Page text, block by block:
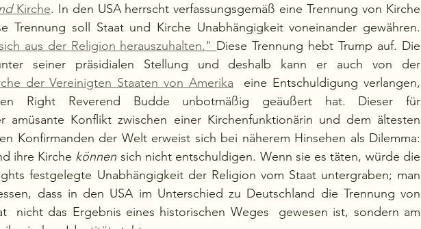
Kirche. In den USA herrscht verfassungsgemäß eine Trennung von Kirche
aus der Religion herauszuhalten." Diese Trennung hebt Trump auf. Die
der Vereinigten Staaten von Amerika
  eine Entschuldigung verlangen,
Right Reverend Budde unbotmäßig geäußert hat. Dieser für
amüsante Konflikt zwischen einer Kirchenfunktionärin und dem ältesten
Konfirmanden der Welt erweist sich bei näherem Hinsehen als Dilemma:
ihre Kirche können sich nicht entschuldigen. Wenn sie es täten, würde die
festgelegte Unabhängigkeit der Religion vom Staat untergraben; man
dass in den USA im Unterschied zu Deutschland die Trennung von
nicht das Ergebnis eines historischen Weges  gewesen ist, sondern am